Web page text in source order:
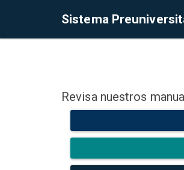
Sistema
Revisa nuestros